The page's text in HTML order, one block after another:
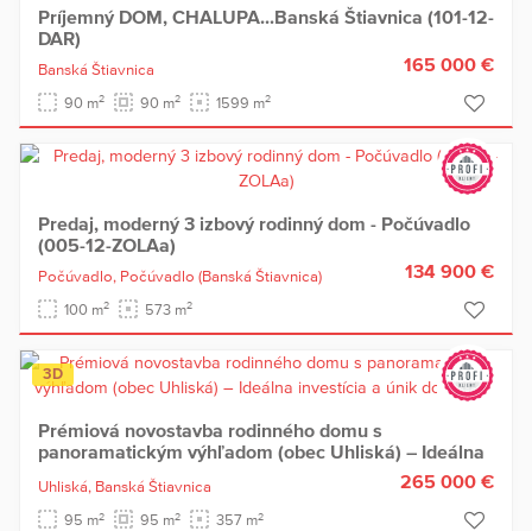
Príjemný DOM, CHALUPA...Banská Štiavnica (101-12-
DAR)
Banská Štiavnica
90 m2 90 m2 1599 m2
165 000 €
Predaj, moderný 3 izbový rodinný dom - Počúvadlo
(005-12-ZOLAa)
Počúvadlo, Počúvadlo (Banská Štiavnica)
100 m2 573 m2
134 900 €
3D
Prémiová novostavba rodinného domu s
panoramatickým výhľadom (obec Uhliská) – Ideálna
investícia a únik do prírody
Uhliská, Banská Štiavnica
95 m2 95 m2 357 m2
265 000 €